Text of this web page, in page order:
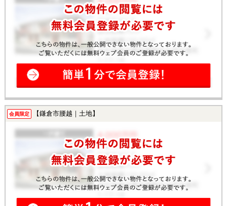
会員限定 【鎌倉市腰越｜土地】